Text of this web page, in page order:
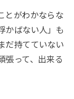
とがわかならな
かばない人」も
だ持てていない
張って、出来る